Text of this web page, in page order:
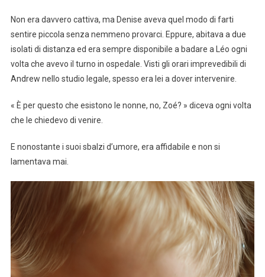
Non era davvero cattiva, ma Denise aveva quel modo di farti
sentire piccola senza nemmeno provarci. Eppure, abitava a due
isolati di distanza ed era sempre disponibile a badare a Léo ogni
volta che avevo il turno in ospedale. Visti gli orari imprevedibili di
Andrew nello studio legale, spesso era lei a dover intervenire.
« È per questo che esistono le nonne, no, Zoé? » diceva ogni volta
che le chiedevo di venire.
E nonostante i suoi sbalzi d’umore, era affidabile e non si
lamentava mai.